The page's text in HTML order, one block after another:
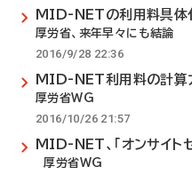
MID-NETの利用料具体
厚労省、来年早々にも結論
2016/9/28 22:36
MID-NET利用料の計算
厚労省WG
2016/10/26 21:57
MID-NET、「オンサイト
厚労省WG